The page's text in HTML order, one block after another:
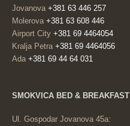
Jovanova +381 63 446 257
Molerova +381 63 608 446
Airport City +381 69 4464054
Kralja Petra +381 69 4464056
Ada +381 69 44 64 031
SMOKVICA BED & BREAKFAST
Ul. Gospodar Jovanova 45a: